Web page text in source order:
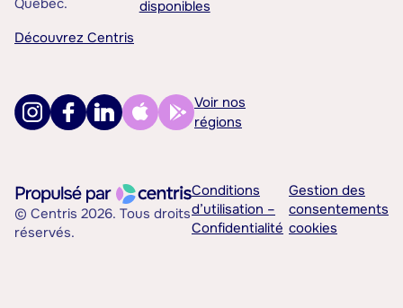
Québec.
Découvrez Centris
disponibles
Voir nos
régions
© Centris 2026. Tous droits
réservés.
Conditions
d’utilisation –
Confidentialité
Gestion des
consentements
cookies